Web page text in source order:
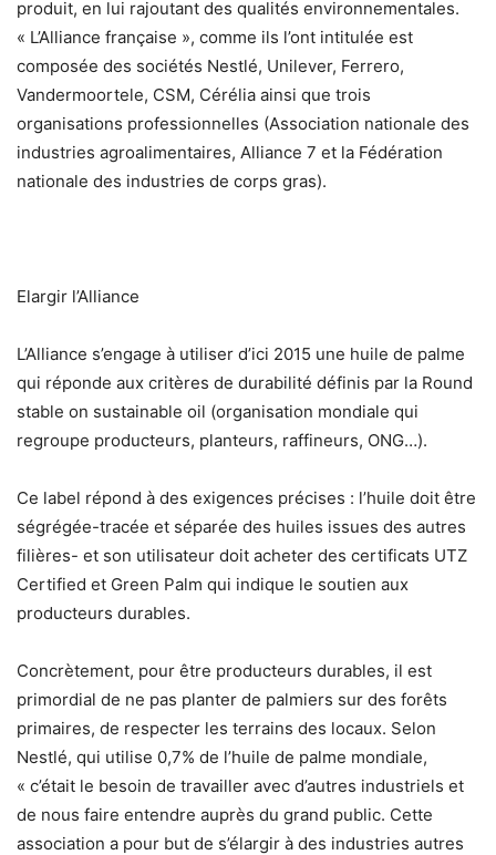
produit, en lui rajoutant des qualités environnementales.
« L’Alliance française », comme ils l’ont intitulée est
composée des sociétés Nestlé, Unilever, Ferrero,
Vandermoortele, CSM, Cérélia ainsi que trois
organisations professionnelles (Association nationale des
industries agroalimentaires, Alliance 7 et la Fédération
nationale des industries de corps gras).
Elargir l’Alliance
L’Alliance s’engage à utiliser d’ici 2015 une huile de palme
qui réponde aux critères de durabilité définis par la Round
stable on sustainable oil (organisation mondiale qui
regroupe producteurs, planteurs, raffineurs, ONG…).
Ce label répond à des exigences précises : l’huile doit être
ségrégée-tracée et séparée des huiles issues des autres
filières- et son utilisateur doit acheter des certificats UTZ
Certified et Green Palm qui indique le soutien aux
producteurs durables.
Concrètement, pour être producteurs durables, il est
primordial de ne pas planter de palmiers sur des forêts
primaires, de respecter les terrains des locaux. Selon
Nestlé, qui utilise 0,7% de l’huile de palme mondiale,
« c’était le besoin de travailler avec d’autres industriels et
de nous faire entendre auprès du grand public. Cette
association a pour but de s’élargir à des industries autres